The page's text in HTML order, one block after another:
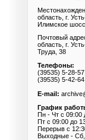
область, г.
Илимское
Почтовый
область, г.
Труда, 38
Телефоны:
(39535) 5-28-57
(39535) 5-42-
E-mail:
График
Пн - Чт с 09:00
Пт с 09:00 до
Перерыв с
Выходные - Сб,